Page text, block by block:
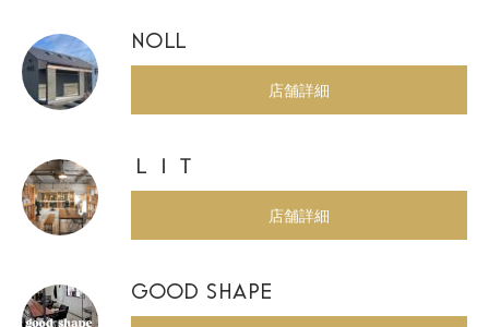
NOLL
店舗詳細
ＬＩＴ
店舗詳細
GOOD SHAPE